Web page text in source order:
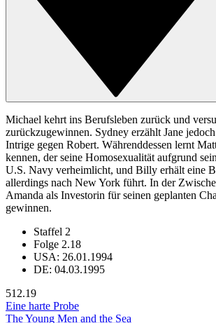
Michael kehrt ins Berufsleben zurück und
zurückzugewinnen. Sydney erzählt Jane
Intrige gegen Robert. Währenddessen lernt
kennen, der seine Homosexualität aufgrund
U.S. Navy verheimlicht, und Billy erhält eine
allerdings nach New York führt. In der
Amanda als Investorin für seinen geplanten
gewinnen.
Staffel 2
Folge 2.18
USA: 26.01.1994
DE: 04.03.1995
512.19
Eine harte Probe
The Young Men and the Sea